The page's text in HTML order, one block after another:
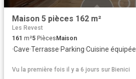
Maison 5 pièces 162 m²
Les Revest
161 m²5 Pièces Maison
·Cave·Terrasse·Parking·Cuisine équipée
Vu la première fois il y a 6 jours sur Bienici